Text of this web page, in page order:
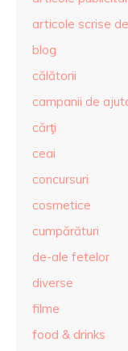
articole scrise
blog
călătorii
campanii de
cărţi
ceai
concursuri
cosmetice
cumpărături
de-ale fetelor
diverse
filme
food & drinks